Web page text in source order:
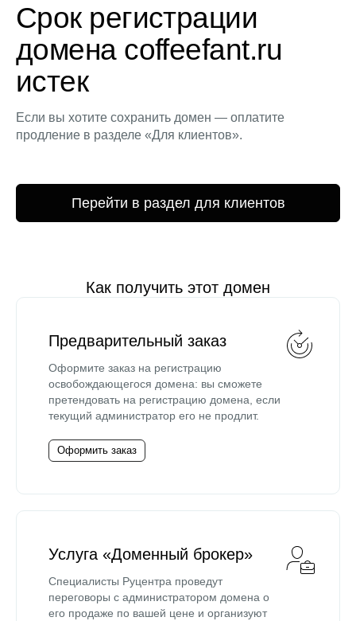
Срок регистрации
домена coffeefant.ru
истек
Если вы хотите сохранить домен — оплатите
продление в разделе «Для клиентов».
Перейти в раздел для клиентов
Как получить этот домен
Предварительный заказ
Оформите заказ на регистрацию
освобождающегося домена: вы сможете
претендовать на регистрацию домена, если
текущий администратор его не продлит.
Оформить заказ
Услуга «Доменный брокер»
Специалисты Руцентра проведут
переговоры с администратором домена о
его продаже по вашей цене и организуют